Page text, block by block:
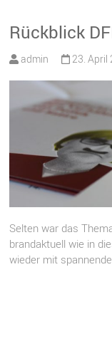
Rückblick
admin 23. April
Selten war das
brandaktuell wie in
wieder mit